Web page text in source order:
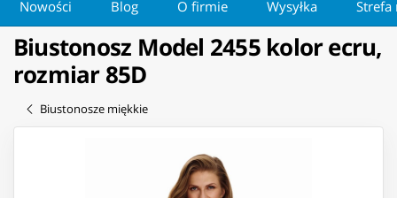
Nowości Blog O firmie Wysyłka Strefa
Biustonosz Model 2455 kolor ecru,
rozmiar 85D
Biustonosze miękkie